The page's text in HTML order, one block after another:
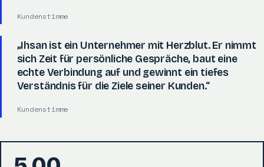
Kundenstimme
„Ihsan ist ein Unternehmer mit Herzblut. Er nimmt
sich Zeit für persönliche Gespräche, baut eine
echte Verbindung auf und gewinnt ein tiefes
Verständnis für die Ziele seiner Kunden.“
Kundenstimme